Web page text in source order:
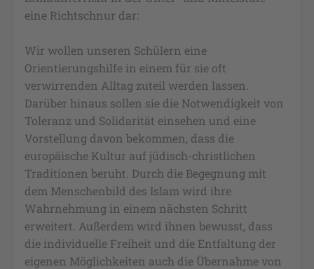
eine Richtschnur dar:
Wir wollen unseren Schülern eine
Orientierungshilfe in einem für sie oft
verwirrenden Alltag zuteil werden lassen.
Darüber hinaus sollen sie die Notwendigkeit von
Toleranz und Solidarität einsehen und eine
Vorstellung davon bekommen, dass die
europäische Kultur auf jüdisch-christlichen
Traditionen beruht. Durch die Begegnung mit
dem Menschenbild des Islam wird ihre
Wahrnehmung in einem nächsten Schritt
erweitert. Außerdem wird ihnen bewusst, dass
die individuelle Freiheit und die Entfaltung der
eigenen Möglichkeiten auch die Übernahme von